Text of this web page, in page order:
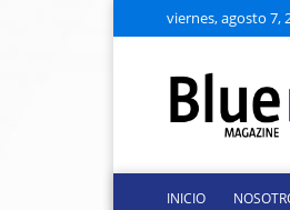
viernes, agosto 7,
INICIO